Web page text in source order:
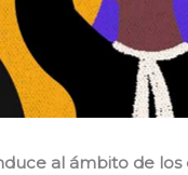
al ámbito de